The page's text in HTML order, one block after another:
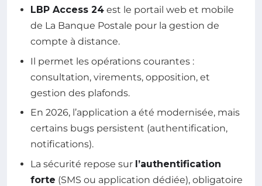
LBP Access 24 est le portail web et mobile
de La Banque Postale pour la gestion de
compte à distance.
Il permet les opérations courantes :
consultation, virements, opposition, et
gestion des plafonds.
En 2026, l’application a été modernisée, mais
certains bugs persistent (authentification,
notifications).
La sécurité repose sur l’authentification
forte (SMS ou application dédiée), obligatoire